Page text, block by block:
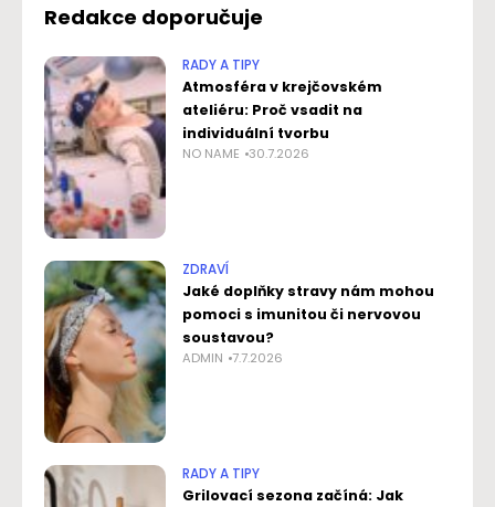
Redakce doporučuje
RADY A TIPY
Atmosféra v krejčovském
ateliéru: Proč vsadit na
individuální tvorbu
NO NAME 30.7.2026
ZDRAVÍ
Jaké doplňky stravy nám mohou
pomoci s imunitou či nervovou
soustavou?
ADMIN 7.7.2026
RADY A TIPY
Grilovací sezona začíná: Jak